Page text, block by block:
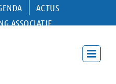
ACTUS
ASSOCIATIF